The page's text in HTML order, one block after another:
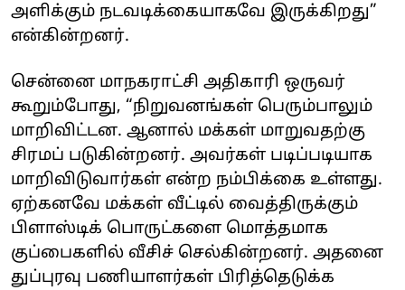
அளிக்கும் நடவடிக்கையாகவே இருக்கிறது”
என்கின்றனர்.
சென்னை மாநகராட்சி அதிகாரி ஒருவர்
கூறும்போது, “நிறுவனங்கள் பெரும்பாலும்
மாறிவிட்டன. ஆனால் மக்கள் மாறுவதற்கு
சிரமப் படுகின்றனர். அவர்கள் படிப்படியாக
மாறிவிடுவார்கள் என்ற நம்பிக்கை உள்ளது.
ஏற்கனவே மக்கள் வீட்டில் வைத்திருக்கும்
பிளாஸ்டிக் பொருட்களை மொத்தமாக
குப்பைகளில் வீசிச் செல்கின்றனர். அதனை
துப்புரவு பணியாளர்கள் பிரித்தெடுக்க